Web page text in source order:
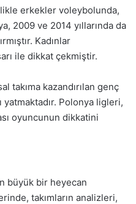
erkekler voleybolunda,
2009 ve 2014 yıllarında da
Kadınlar
ile dikkat çekmiştir.
takıma kazandırılan genç
Polonya ligleri,
oyuncunun dikkatini
büyük bir heyecan
takımların analizleri,